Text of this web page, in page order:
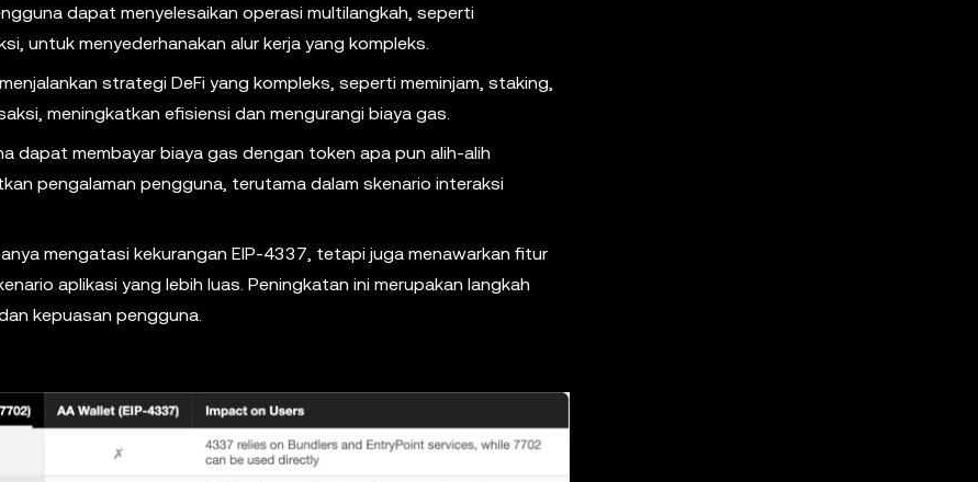
dapat menyelesaikan operasi multilangkah, seperti
untuk menyederhanakan alur kerja yang kompleks.
strategi DeFi yang kompleks, seperti meminjam, staking,
meningkatkan efisiensi dan mengurangi biaya gas.
dapat membayar biaya gas dengan token apa pun alih-alih
pengalaman pengguna, terutama dalam skenario interaksi
mengatasi kekurangan EIP-4337, tetapi juga menawarkan fitur
aplikasi yang lebih luas. Peningkatan ini merupakan langkah
kepuasan pengguna.